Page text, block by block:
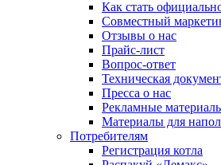
Как стать
Совместный
Отзывы о нас
Прайс-лист
Вопрос-ответ
Техническая
Пресса о нас
Рекламные
Материалы для
Потребителям
Регистрация котла